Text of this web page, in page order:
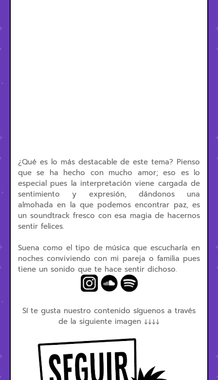
¿Qué es lo más destacable de este tema? Pienso
que se ha hecho con mucho amor; eso es lo
especial pues la interpretación viene cargada de
sentimiento y expresión, dándonos una
almohada en la que podemos encontrar paz, es
un soundtrack fresco con esa magia de hacernos
sentir felices.
Suena como el tipo de música que escucharía en
noches conviviendo con mi pareja o familia pues
tiene un sonido que te hace sentir dichoso.
Sí te gusta nuestro contenido síguenos a través
de la siguiente imagen ↓↓↓↓